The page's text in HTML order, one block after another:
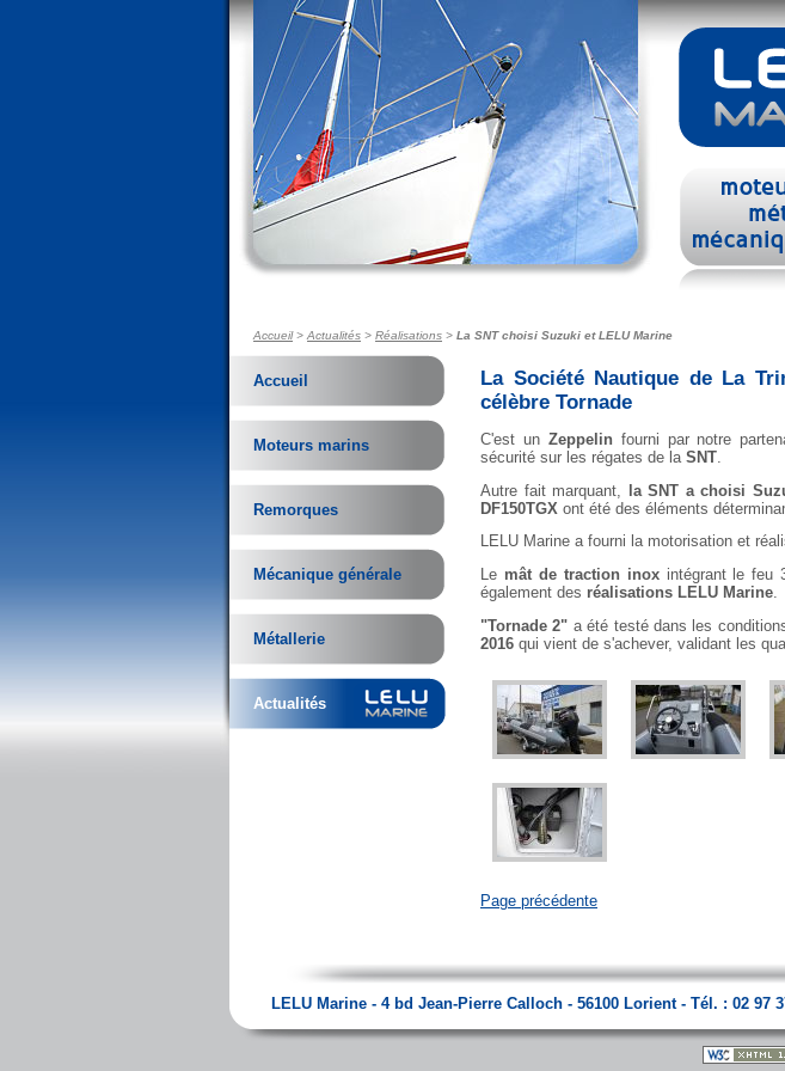
Accueil> Actualités > Réalisations > La SNT choisi Suzuki et LELU Marine
Accueil
Moteurs marins
Remorques
Mécanique générale
Métallerie
Actualités
La Société Nautique de La
célèbre Tornade
C'est un Zeppelinfourni par notre
sécurité sur les régates de la SNT
Autre fait marquant, la SNT a choisi
DF150TGX ont été des éléments
LELU Marine a fourni la motorisation et
Le mât de traction inoxintégrant le feu
également des réalisations LELU Marine.
"Tornade 2" a été testé dans les
2016 qui vient de s'achever, validant les
Page précédente
LELU Marine - 4 bd Jean-Pierre Calloch - 56100 Lorient - Tél. : 02 97